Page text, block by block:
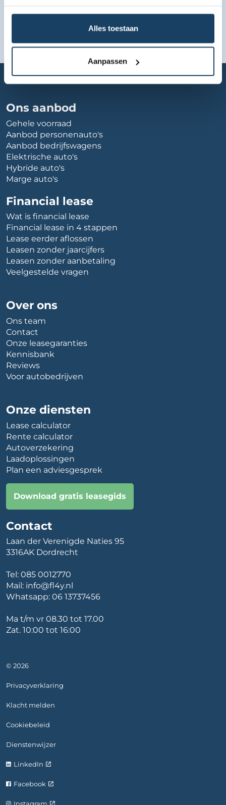
Alles toestaan
Aanpassen
Home Autobedrijf autobedrijf-yurttas
Ons aanbod
Gehele voorraad
Aanbod personenauto's
Aanbod bedrijfswagens
Elektrische auto's
Hybride auto's
Marge auto's
Financial lease
Wat is financial lease
Financial lease in 4 stappen
Lease eerder aflossen
Leasen zonder jaarcijfers
Leasen zonder aanbetaling
Veelgestelde vragen
Over ons
Ons team
Contact
Onze leasegaranties
Kennisbank
Reviews
Voor autobedrijven
Onze diensten
Lease calculator
Rente calculator
Autoverzekering
Laadoplossingen
Plan een adviesgesprek
Download gratis leasegids
Contact
Laan der Verenigde Naties 95
3316AK Dordrecht
Tel: 085 0012770
Mail: info@fl4y.nl
Whatsapp: 06 13737456
Ma t/m vr 08.30 tot 17.00
Zat. 10:00 tot 16:00
© 2026
Privacyverklaring
Klacht melden
Cookiebeleid
Dienstenwijzer
LinkedIn
Facebook